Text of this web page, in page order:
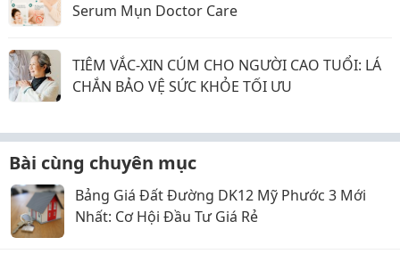
Serum Mụn Doctor Care
TIÊM VẮC-XIN CÚM CHO NGƯỜI CAO TUỔI: LÁ
CHẮN BẢO VỆ SỨC KHỎE TỐI ƯU
Bài cùng chuyên mục
Bảng Giá Đất Đường DK12 Mỹ Phước 3 Mới
Nhất: Cơ Hội Đầu Tư Giá Rẻ